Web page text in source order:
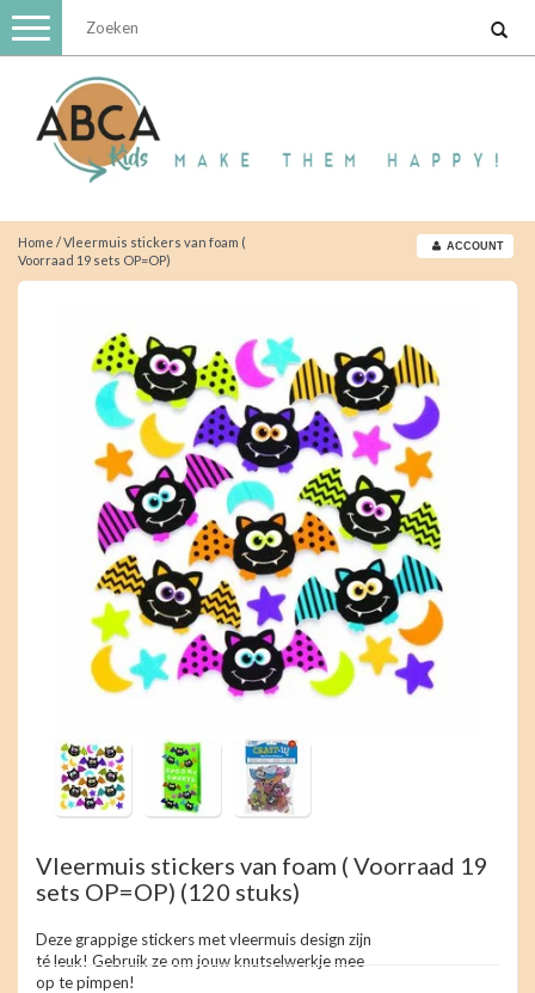
Toggle
navigation
Home /Vleermuis stickers van foam (
Voorraad 19 sets OP=OP)
ACCOUNT
Vleermuis stickers van foam ( Voorraad 19
sets OP=OP) (120 stuks)
Deze grappige stickers met vleermuis design zijn
té leuk! Gebruik ze om jouw knutselwerkje mee
op te pimpen!